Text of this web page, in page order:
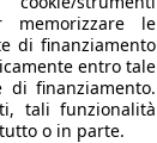
le
di finanziamento
entro tale
di finanziamento.
tali funzionalità
o in parte.